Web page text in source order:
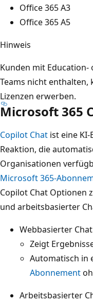
Office 365 A3
Office 365 A5
Hinweis
Kunden mit Education-
Teams nicht
Lizenzen erwerben.
Microsoft 365
Copilot Chat ist eine
Reaktion, die
Organisationen
Microsoft 365-
Copilot Chat Optionen
und arbeitsbasierter
Webbasierter
Zeigt
Automatisch in
Abonnement
Arbeitsbasierter